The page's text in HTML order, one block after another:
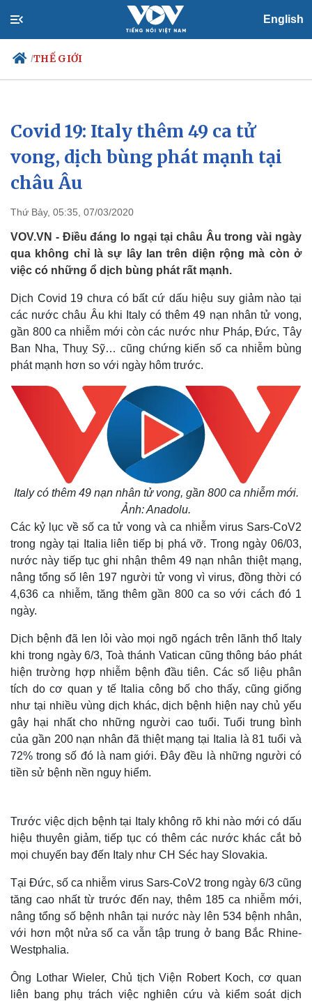
English
/THẾ GIỚI
Chính trị
Tổ chức nhân sự
Quốc hội
Xã hội
Tin 24h
Dự báo thời tiết
Covid 19: Italy thêm 49 ca tử
vong, dịch bùng phát mạnh tại
châu Âu
Thứ Bảy, 05:35, 07/03/2020
VOV.VN - Điều đáng lo ngại tại châu Âu trong vài ngày
qua không chỉ là sự lây lan trên diện rộng mà còn ở
việc có những ổ dịch bùng phát rất mạnh.
Dịch Covid 19 chưa có bất cứ dấu hiệu suy giảm nào tại
các nước châu Âu khi Italy có thêm 49 nạn nhân tử vong,
gần 800 ca nhiễm mới còn các nước như Pháp, Đức, Tây
Ban Nha, Thuỵ Sỹ… cũng chứng kiến số ca nhiễm bùng
phát mạnh hơn so với ngày hôm trước.
Italy có thêm 49 nạn nhân tử vong, gần 800 ca nhiễm mới.
Ảnh: Anadolu.
Các kỷ lục về số ca tử vong và ca nhiễm virus Sars-CoV2
trong ngày tại Italia liên tiếp bị phá vỡ. Trong ngày 06/03,
nước này tiếp tục ghi nhận thêm 49 nạn nhân thiệt mạng,
nâng tổng số lên 197 người tử vong vì virus, đồng thời có
4,636 ca nhiễm, tăng thêm gần 800 ca so với cách đó 1
ngày.
Dịch bệnh đã len lỏi vào mọi ngõ ngách trên lãnh thổ Italy
khi trong ngày 6/3, Toà thánh Vatican cũng thông báo phát
hiện trường hợp nhiễm bệnh đầu tiên. Các số liệu phân
tích do cơ quan y tế Italia công bố cho thấy, cũng giống
như tại nhiều vùng dịch khác, dịch bệnh hiện nay chủ yếu
gây hại nhất cho những người cao tuổi. Tuổi trung bình
của gần 200 nạn nhân đã thiệt mạng tại Italia là 81 tuổi và
72% trong số đó là nam giới. Đây đều là những người có
tiền sử bệnh nền nguy hiểm.
Trước việc dịch bệnh tại Italy không rõ khi nào mới có dấu
hiệu thuyên giảm, tiếp tục có thêm các nước khác cắt bỏ
mọi chuyến bay đến Italy như CH Séc hay Slovakia.
Tại Đức, số ca nhiễm virus Sars-CoV2 trong ngày 6/3 cũng
tăng cao nhất từ trước đến nay, thêm 185 ca nhiễm mới,
nâng tổng số bệnh nhân tại nước này lên 534 bệnh nhân,
với hơn một nửa số ca vẫn tập trung ở bang Bắc Rhine-
Westphalia.
Ông Lothar Wieler, Chủ tịch Viện Robert Koch, cơ quan
liên bang phụ trách việc nghiên cứu và kiểm soát dịch